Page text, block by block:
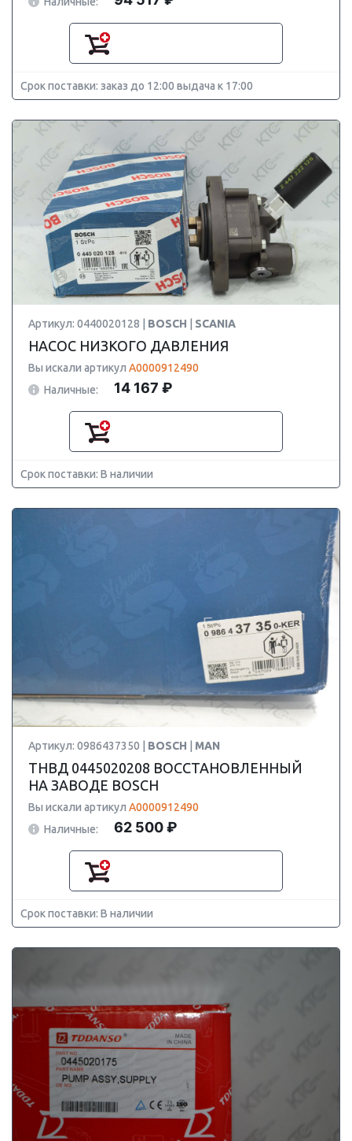
Срок поставки: заказ до 12:00 выдача к 17:00
Артикул: 0440020128 | BOSCH SCANIA
НАСОС НИЗКОГО ДАВЛЕНИЯ
Вы искали артикул A0000912490
Наличные:
14 167 ₽
Срок поставки: В наличии
Артикул: 0986437350 | BOSCH MAN
ТНВД 0445020208 ВОССТАНОВЛЕННЫЙ
НА ЗАВОДЕ BOSCH
Вы искали артикул A0000912490
Наличные:
62 500 ₽
Срок поставки: В наличии